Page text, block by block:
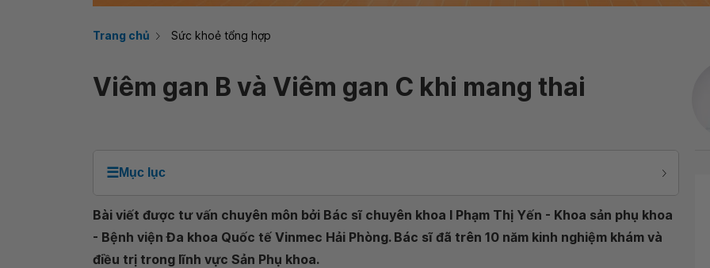
Trang chủ Sức khoẻ tổng hợp
Viêm gan B và Viêm gan C khi mang thai
☰Mục lục
Bài viết được tư vấn chuyên môn bởi Bác sĩ chuyên khoa I Phạm Thị Yến - Khoa sản phụ khoa
- Bệnh viện Đa khoa Quốc tế Vinmec Hải Phòng. Bác sĩ đã trên 10 năm kinh nghiệm khám và
điều trị trong lĩnh vực Sản Phụ khoa.